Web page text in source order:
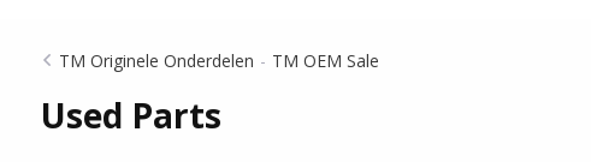
TM Originele Onderdelen - TM OEM Sale
Used Parts